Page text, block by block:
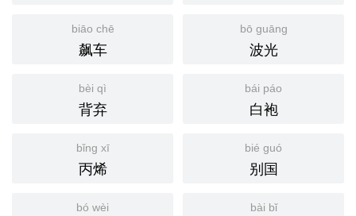
biāo chē
飙车
bō guāng
波光
bèi qì
背弃
bái páo
白袍
bǐng xī
丙烯
bié guó
别国
bó wèi bài bǐ